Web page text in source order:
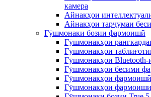
камера
Айнакҳои
Айнакҳои тарҷумаи
Гӯшмонаки бозии фармоишӣ
Гӯшмонакҳои
Гӯшмонакҳои
Гӯшмонакҳои
Гӯшмонакҳои бесими
Гӯшмонакҳои фармоишӣ
Гӯшмонакҳои